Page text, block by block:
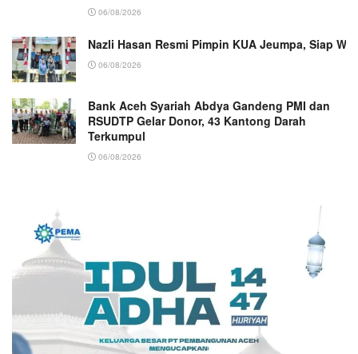
06/08/2026
Nazli Hasan Resmi Pimpin KUA Jeumpa, Siap
06/08/2026
Bank Aceh Syariah Abdya Gandeng PMI dan
RSUDTP Gelar Donor, 43 Kantong Darah
Terkumpul
06/08/2026